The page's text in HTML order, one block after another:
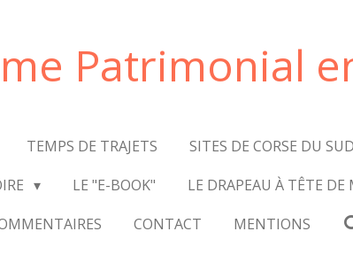
Patrimonial
TEMPS DE TRAJETS
SITES DE CORSE DU SUD
LE "E-BOOK"
LE DRAPEAU À TÊTE DE
CONTACT MENTIONS